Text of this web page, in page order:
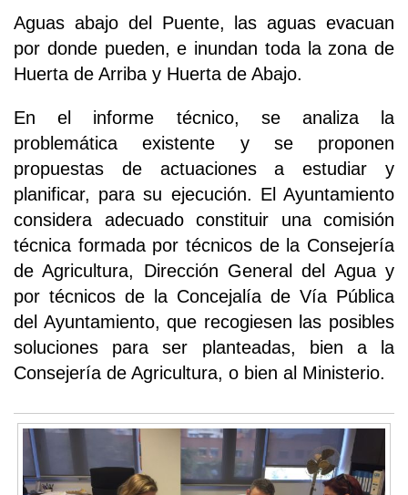
Aguas abajo del Puente, las aguas evacuan
por donde pueden, e inundan toda la zona de
Huerta de Arriba y Huerta de Abajo.
En el informe técnico, se analiza la
problemática existente y se proponen
propuestas de actuaciones a estudiar y
planificar, para su ejecución. El Ayuntamiento
considera adecuado constituir una comisión
técnica formada por técnicos de la Consejería
de Agricultura, Dirección General del Agua y
por técnicos de la Concejalía de Vía Pública
del Ayuntamiento, que recogiesen las posibles
soluciones para ser planteadas, bien a la
Consejería de Agricultura, o bien al Ministerio.